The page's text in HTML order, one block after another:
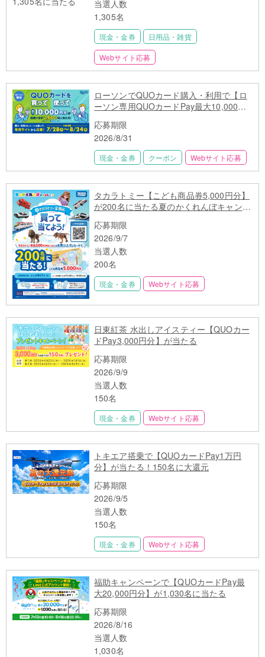
当選人数
1,305名
現金・金券 日用品・雑貨
Webサイト応募
ローソンでQUOカード購入・利用で【ロ
ーソン専用QUOカードPay最大10,000円
応募期限
2026/8/31
現金・金券 クーポン Webサイト応募
タカラトミー【こども商品券5,000円分】
が200名に当たる夏のかくれんぼキャンペ
応募期限
2026/9/7
当選人数
200名
現金・金券 Webサイト応募
日東紅茶 水出しアイスティー【QUOカー
ドPay3,000円分】が当たる
応募期限
2026/9/9
当選人数
150名
現金・金券 Webサイト応募
トキエア搭乗で【QUOカードPay1万円
分】が当たる！150名に大還元
応募期限
2026/9/5
当選人数
150名
現金・金券 Webサイト応募
福助キャンペーンで【QUOカードPay最
大20,000円分】が1,030名に当たる
応募期限
2026/8/16
当選人数
1,030名